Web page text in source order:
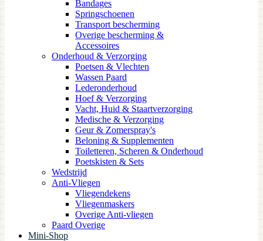
Bandages
Springschoenen
Transport bescherming
Overige bescherming &
Accessoires
Onderhoud & Verzorging
Poetsen & Vlechten
Wassen Paard
Lederonderhoud
Hoef & Verzorging
Vacht, Huid & Staartverzorging
Medische & Verzorging
Geur & Zomerspray's
Beloning & Supplementen
Toiletteren, Scheren & Onderhoud
Poetskisten & Sets
Wedstrijd
Anti-Vliegen
Vliegendekens
Vliegenmaskers
Overige Anti-vliegen
Paard Overige
Mini-Shop